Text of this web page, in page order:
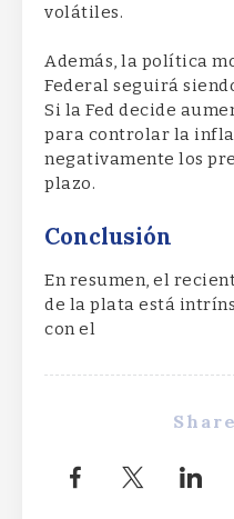
volátiles.
Además, la política
Federal seguirá
Si la Fed decide
para controlar la
negativamente los
plazo.
Conclusión
En resumen, el
de la plata está
con el